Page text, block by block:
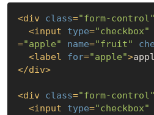
<div class="form-control"
<input type="checkbox"
="apple" name="fruit"
<label for="apple">
</div>
<div class="form-control"
<input type="checkbox"